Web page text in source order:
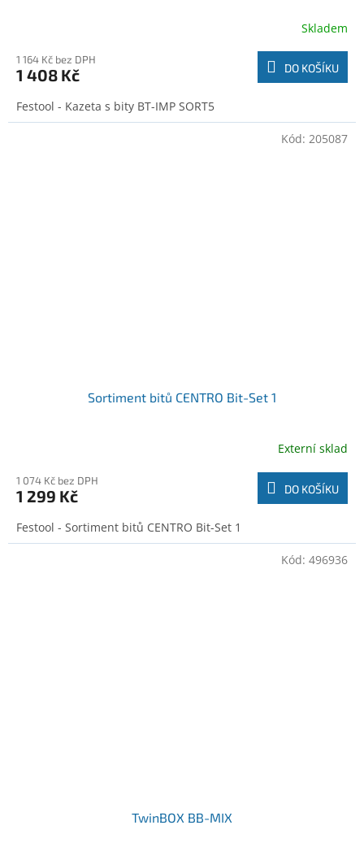
Skladem
1 164 Kč bez DPH
1 408 Kč DO KOŠÍKU
Festool - Kazeta s bity BT-IMP SORT5
Sortiment bitů CENTRO Bit-Set 1
Externí sklad
1 074 Kč bez DPH
1 299 Kč DO KOŠÍKU
Festool - Sortiment bitů CENTRO Bit-Set 1
Kód: 205087
TwinBOX BB-MIX
Kód: 496936